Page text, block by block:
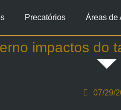
Precatórios Áreas de
impactos do
07/29/